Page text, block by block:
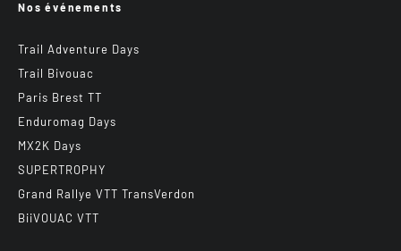
Nos événements
Trail Adventure Days
Trail Bivouac
Paris Brest TT
Enduromag Days
MX2K Days
SUPERTROPHY
Grand Rallye VTT TransVerdon
BiiVOUAC VTT